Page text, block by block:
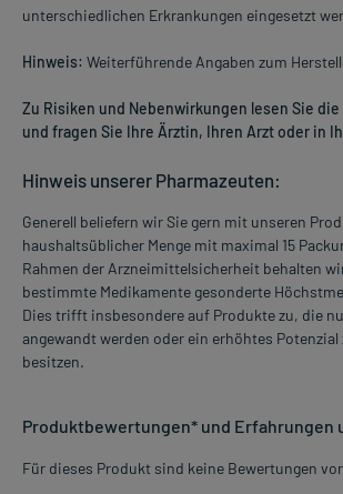
unterschiedlichen Erkrankungen eingesetzt
Hinweis: Weiterführende Angaben zum
Zu Risiken und Nebenwirkungen lesen Sie
und fragen Sie Ihre Ärztin, Ihren Arzt oder in
Hinweis unserer Pharmazeuten:
Generell beliefern wir Sie gern mit unseren
haushaltsüblicher Menge mit maximal 15
Rahmen der Arzneimittelsicherheit behalten
bestimmte Medikamente gesonderte
Dies trifft insbesondere auf Produkte zu, die
angewandt werden oder ein erhöhtes
besitzen.
Produktbewertungen* und Erfahrungen
Für dieses Produkt sind keine Bewertungen